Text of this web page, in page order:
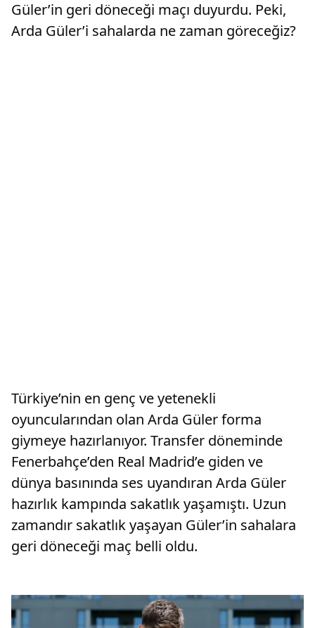
Güler’in geri döneceği maçı duyurdu. Peki,
Arda Güler’i sahalarda ne zaman göreceğiz?
Türkiye’nin en genç ve yetenekli
oyuncularından olan Arda Güler forma
giymeye hazırlanıyor. Transfer döneminde
Fenerbahçe’den Real Madrid’e giden ve
dünya basınında ses uyandıran Arda Güler
hazırlık kampında sakatlık yaşamıştı. Uzun
zamandır sakatlık yaşayan Güler’in sahalara
geri döneceği maç belli oldu.